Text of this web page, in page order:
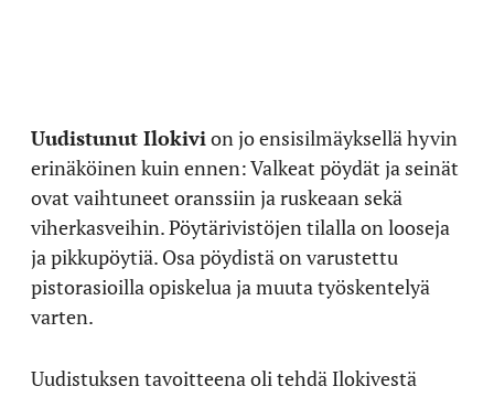
Uudistunut Ilokivion jo ensisilmäyksellä hyvin
erinäköinen kuin ennen: Valkeat pöydät ja seinät
ovat vaihtuneet oranssiin ja ruskeaan sekä
viherkasveihin. Pöytärivistöjen tilalla on looseja
ja pikkupöytiä. Osa pöydistä on varustettu
pistorasioilla opiskelua ja muuta työskentelyä
varten.
Uudistuksen tavoitteena oli tehdä Ilokivestä